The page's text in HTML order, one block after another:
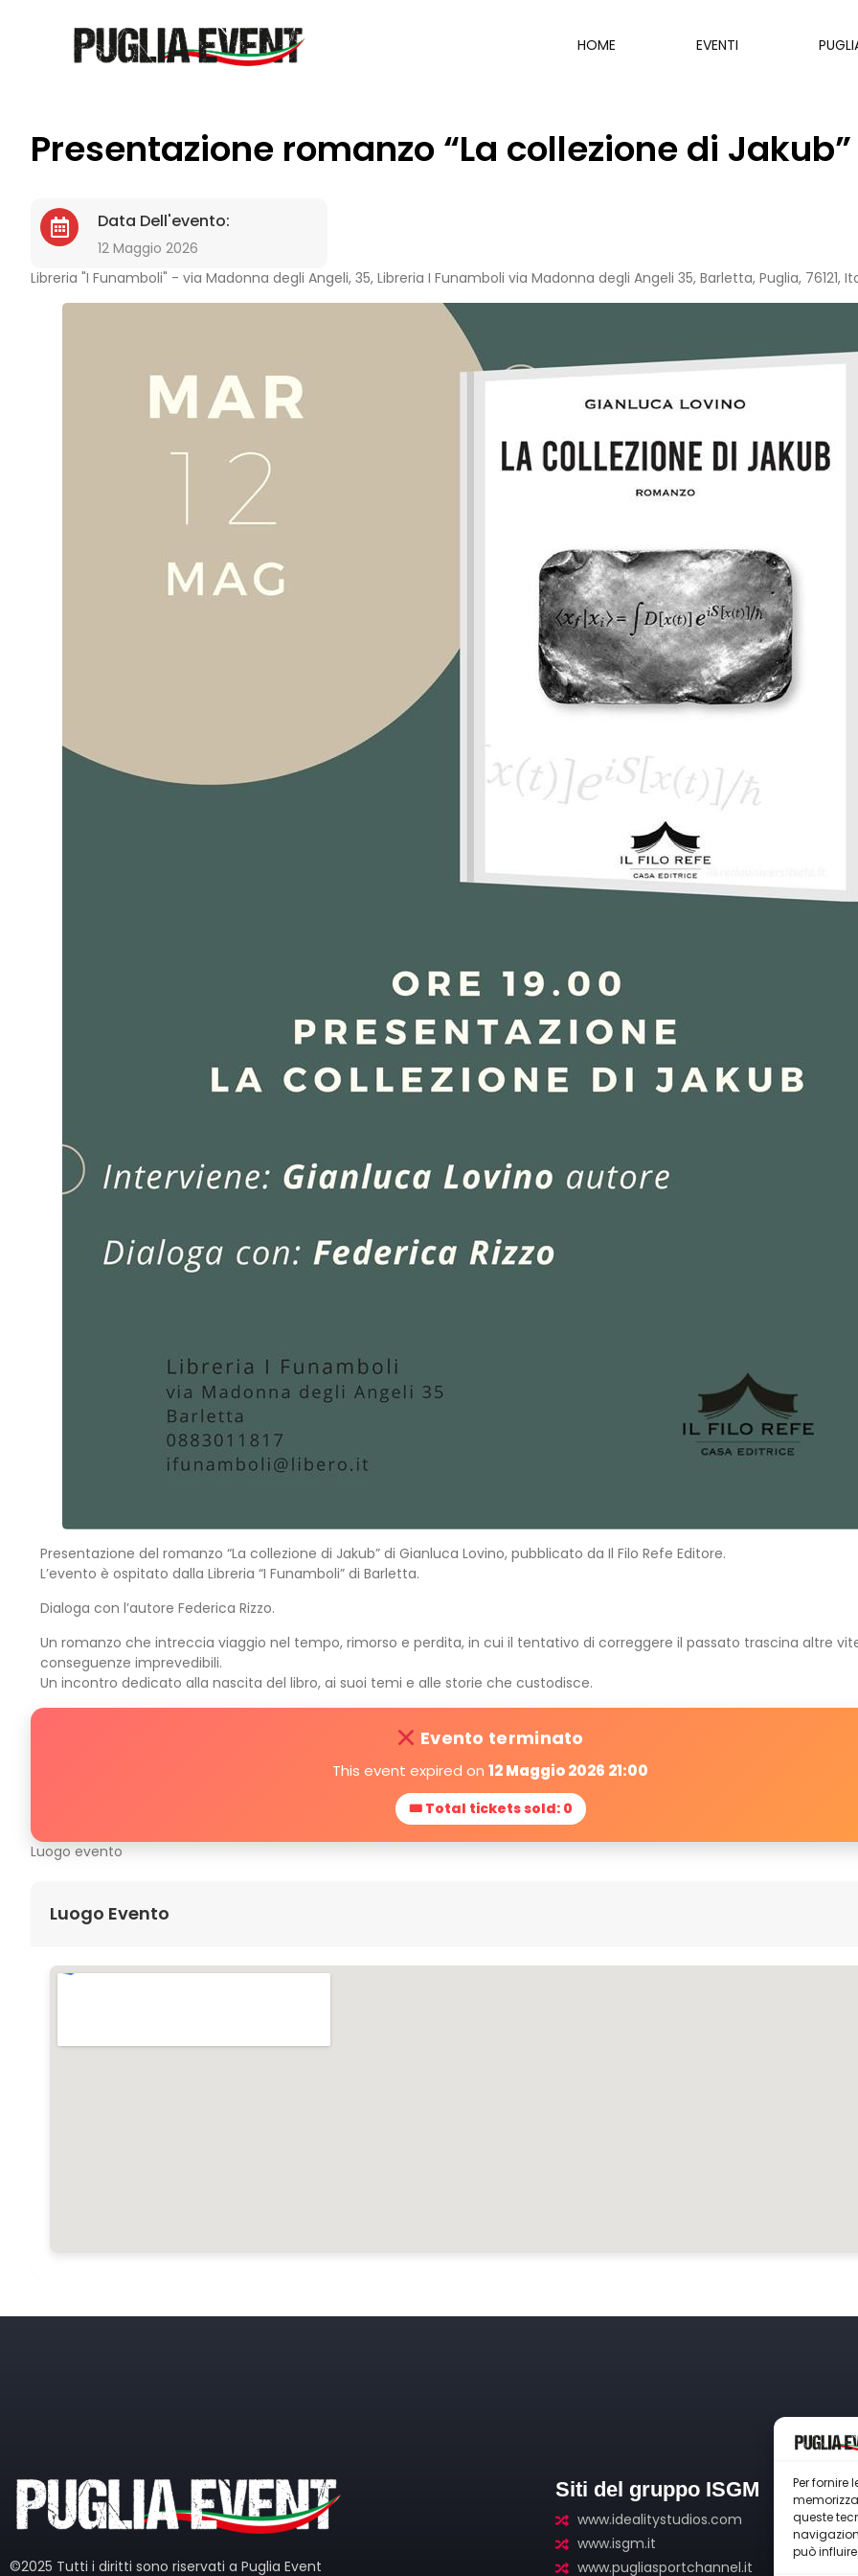
Per fornire
queste
può
HOME EVENTI
Presentazione romanzo “La collezione di
Data Dell'evento:
12 Maggio 2026
Libreria "I Funamboli" - via Madonna degli Angeli, 35, Libreria I Funamboli via Madonna degli Angeli 35, Barletta, Puglia, 76121,
Presentazione del romanzo “La collezione di Jakub” di Gianluca Lovino, pubblicato da Il Filo Refe Editore.
L’evento è ospitato dalla Libreria “I Funamboli” di Barletta.
Dialoga con l’autore Federica Rizzo.
Un romanzo che intreccia viaggio nel tempo, rimorso e perdita, in cui il tentativo di correggere il passato trascina altre
conseguenze imprevedibili.
Un incontro dedicato alla nascita del libro, ai suoi temi e alle storie che custodisce.
Evento terminato
This event expired on 12 Maggio 2026 21:00
🎟 Total tickets sold: 0
Luogo evento
Luogo Evento
©2025 Tutti i diritti sono riservati a Puglia Event
Siti del gruppo ISGM
www.idealitystudios.com
www.isgm.it
www.pugliasportchannel.it